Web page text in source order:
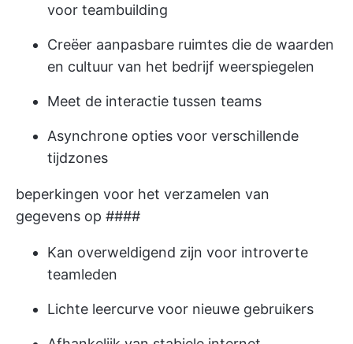
voor teambuilding
Creëer aanpasbare ruimtes die de waarden
en cultuur van het bedrijf weerspiegelen
Meet de interactie tussen teams
Asynchrone opties voor verschillende
tijdzones
beperkingen voor het verzamelen van
gegevens op ####
Kan overweldigend zijn voor introverte
teamleden
Lichte leercurve voor nieuwe gebruikers